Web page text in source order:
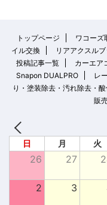
トップページ ワコーズ
イル交換
リアアクスル
投稿記事一覧
カーエア
Snapon DUALPRO
レ
り・塗装除去・汚れ除去・
販
日 月 火
26 27
2 3